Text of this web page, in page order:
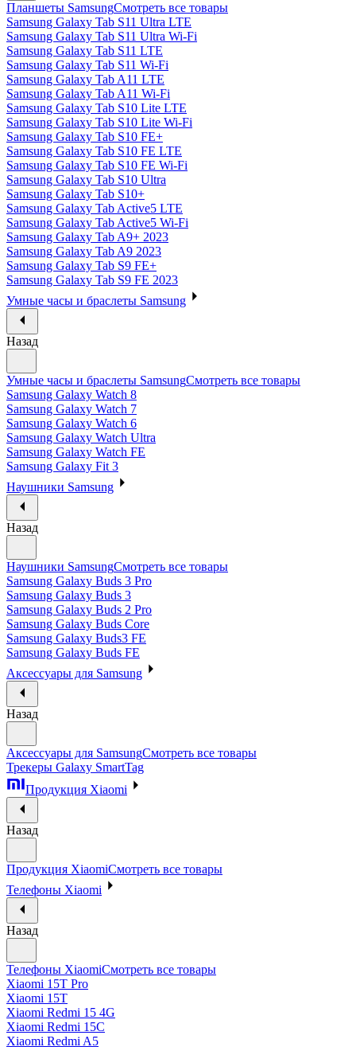
Планшеты SamsungСмотреть все товары
Samsung Galaxy Tab S11 Ultra LTE
Samsung Galaxy Tab S11 Ultra Wi-Fi
Samsung Galaxy Tab S11 LTE
Samsung Galaxy Tab S11 Wi-Fi
Samsung Galaxy Tab A11 LTE
Samsung Galaxy Tab A11 Wi-Fi
Samsung Galaxy Tab S10 Lite LTE
Samsung Galaxy Tab S10 Lite Wi-Fi
Samsung Galaxy Tab S10 FE+
Samsung Galaxy Tab S10 FE LTE
Samsung Galaxy Tab S10 FE Wi-Fi
Samsung Galaxy Tab S10 Ultra
Samsung Galaxy Tab S10+
Samsung Galaxy Tab Active5 LTE
Samsung Galaxy Tab Active5 Wi-Fi
Samsung Galaxy Tab A9+ 2023
Samsung Galaxy Tab A9 2023
Samsung Galaxy Tab S9 FE+
Samsung Galaxy Tab S9 FE 2023
Умные часы и браслеты Samsung
Назад
Умные часы и браслеты SamsungСмотреть все товары
Samsung Galaxy Watch 8
Samsung Galaxy Watch 7
Samsung Galaxy Watch 6
Samsung Galaxy Watch Ultra
Samsung Galaxy Watch FE
Samsung Galaxy Fit 3
Наушники Samsung
Назад
Наушники SamsungСмотреть все товары
Samsung Galaxy Buds 3 Pro
Samsung Galaxy Buds 3
Samsung Galaxy Buds 2 Pro
Samsung Galaxy Buds Core
Samsung Galaxy Buds3 FE
Samsung Galaxy Buds FE
Аксессуары для Samsung
Назад
Аксессуары для SamsungСмотреть все товары
Трекеры Galaxy SmartTag
Продукция Xiaomi
Назад
Продукция XiaomiСмотреть все товары
Телефоны Xiaomi
Назад
Телефоны XiaomiСмотреть все товары
Xiaomi 15T Pro
Xiaomi 15T
Xiaomi Redmi 15 4G
Xiaomi Redmi 15C
Xiaomi Redmi A5